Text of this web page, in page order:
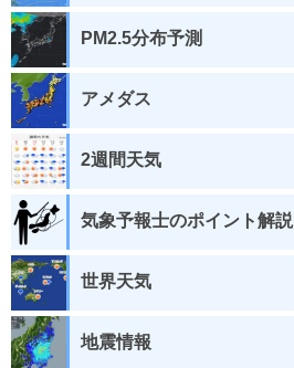
PM2.5分布予測
アメダス
2週間天気
気象予報士のポイント解説
世界天気
地震情報